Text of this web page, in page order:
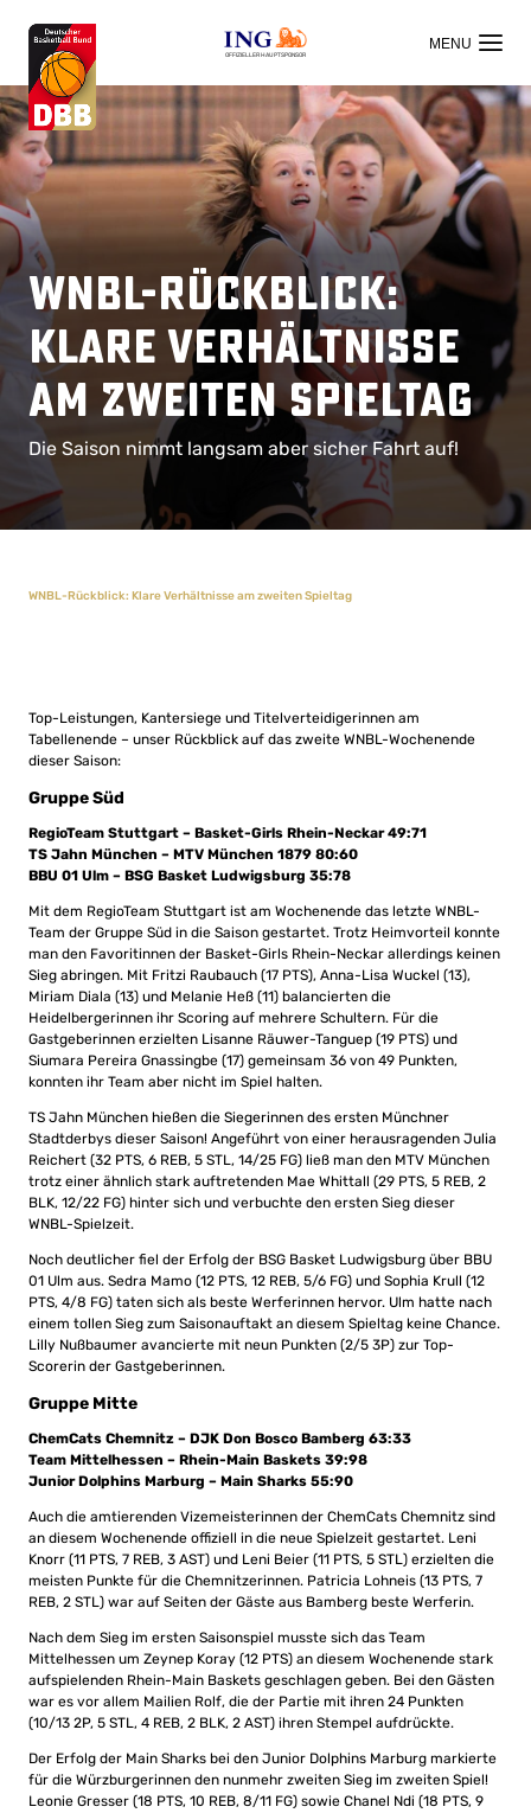
OFFIZIELLER HAUPTSPONSOR
WNBL-Rückblick:
Klare Verhältnisse
am zweiten Spieltag
Die Saison nimmt langsam aber sicher Fahrt auf!
WNBL-Rückblick: Klare Verhältnisse am zweiten Spieltag
Top-Leistungen, Kantersiege und Titelverteidigerinnen am
Tabellenende – unser Rückblick auf das zweite WNBL-Wochenende
dieser Saison:
Gruppe Süd
RegioTeam Stuttgart – Basket-Girls Rhein-Neckar 49:71
TS Jahn München – MTV München 1879 80:60
BBU 01 Ulm – BSG Basket Ludwigsburg 35:78
Mit dem RegioTeam Stuttgart ist am Wochenende das letzte WNBL-
Team der Gruppe Süd in die Saison gestartet. Trotz Heimvorteil konnte
man den Favoritinnen der Basket-Girls Rhein-Neckar allerdings keinen
Sieg abringen. Mit Fritzi Raubauch (17 PTS), Anna-Lisa Wuckel (13),
Miriam Diala (13) und Melanie Heß (11) balancierten die
Heidelbergerinnen ihr Scoring auf mehrere Schultern. Für die
Gastgeberinnen erzielten Lisanne Räuwer-Tanguep (19 PTS) und
Siumara Pereira Gnassingbe (17) gemeinsam 36 von 49 Punkten,
konnten ihr Team aber nicht im Spiel halten.
TS Jahn München hießen die Siegerinnen des ersten Münchner
Stadtderbys dieser Saison! Angeführt von einer herausragenden Julia
Reichert (32 PTS, 6 REB, 5 STL, 14/25 FG) ließ man den MTV München
trotz einer ähnlich stark auftretenden Mae Whittall (29 PTS, 5 REB, 2
BLK, 12/22 FG) hinter sich und verbuchte den ersten Sieg dieser
WNBL-Spielzeit.
Noch deutlicher fiel der Erfolg der BSG Basket Ludwigsburg über BBU
01 Ulm aus. Sedra Mamo (12 PTS, 12 REB, 5/6 FG) und Sophia Krull (12
PTS, 4/8 FG) taten sich als beste Werferinnen hervor. Ulm hatte nach
einem tollen Sieg zum Saisonauftakt an diesem Spieltag keine Chance.
Lilly Nußbaumer avancierte mit neun Punkten (2/5 3P) zur Top-
Scorerin der Gastgeberinnen.
Gruppe Mitte
ChemCats Chemnitz – DJK Don Bosco Bamberg 63:33
Team Mittelhessen – Rhein-Main Baskets 39:98
Junior Dolphins Marburg – Main Sharks 55:90
Auch die amtierenden Vizemeisterinnen der ChemCats Chemnitz sind
an diesem Wochenende offiziell in die neue Spielzeit gestartet. Leni
Knorr (11 PTS, 7 REB, 3 AST) und Leni Beier (11 PTS, 5 STL) erzielten die
meisten Punkte für die Chemnitzerinnen. Patricia Lohneis (13 PTS, 7
REB, 2 STL) war auf Seiten der Gäste aus Bamberg beste Werferin.
Nach dem Sieg im ersten Saisonspiel musste sich das Team
Mittelhessen um Zeynep Koray (12 PTS) an diesem Wochenende stark
aufspielenden Rhein-Main Baskets geschlagen geben. Bei den Gästen
war es vor allem Mailien Rolf, die der Partie mit ihren 24 Punkten
(10/13 2P, 5 STL, 4 REB, 2 BLK, 2 AST) ihren Stempel aufdrückte.
Der Erfolg der Main Sharks bei den Junior Dolphins Marburg markierte
für die Würzburgerinnen den nunmehr zweiten Sieg im zweiten Spiel!
Leonie Gresser (18 PTS, 10 REB, 8/11 FG) sowie Chanel Ndi (18 PTS, 9